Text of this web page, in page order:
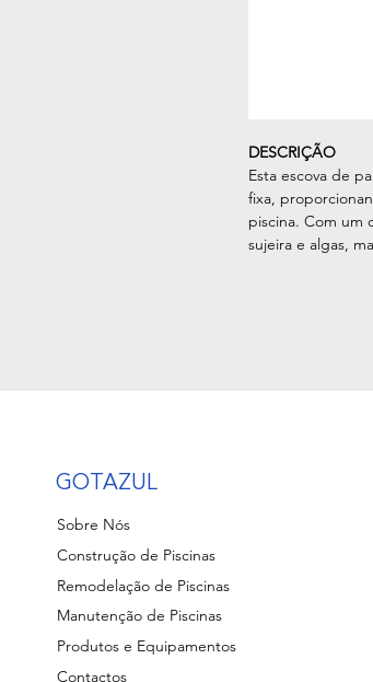
DESCRIÇÃO
Esta escova de
fixa,
piscina. Com um
sujeira e algas,
GOTAZUL
Sobre Nós
Construção de Piscinas
Remodelação de Piscinas
Manutenção de Piscinas
Produtos e Equipamentos
Contactos